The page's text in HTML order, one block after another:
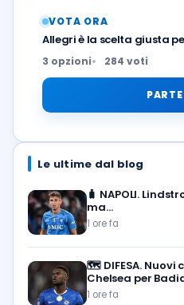
VOTA ORA
Allegri è la scelta giusta
3 opzioni 284 voti
Le ultime dal blog
🧳 NAPOLI.
ma…
1 ore fa
🗺️ DIFESA.
Chelsea per
1 ore fa